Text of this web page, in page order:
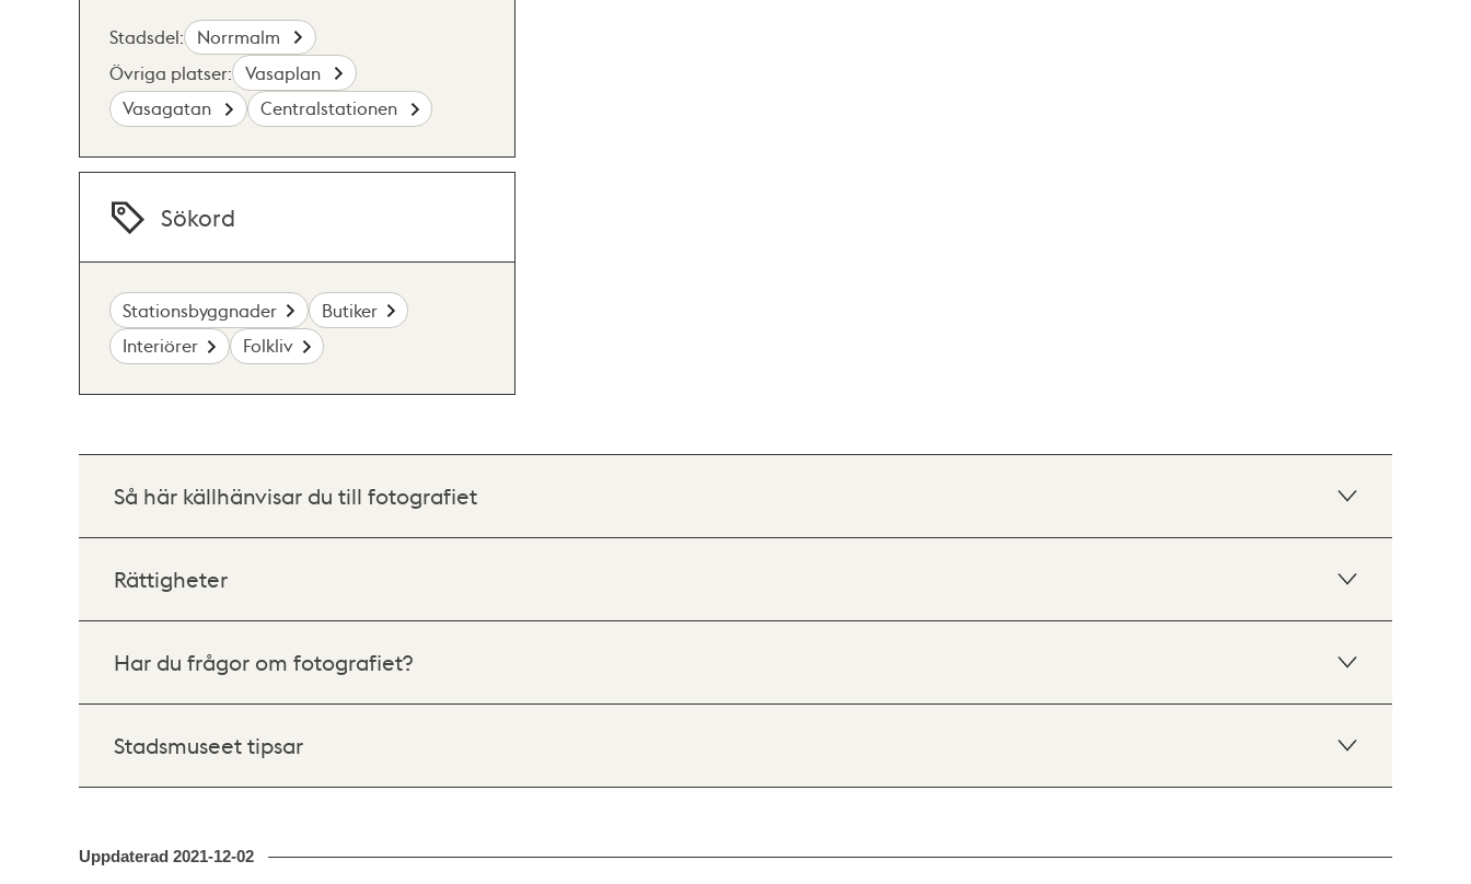
Stadsdel:
Norrmalm
Övriga platser:
Vasaplan
Vasagatan
Centralstationen
Sökord
Stationsbyggnader
Butiker
Interiörer
Folkliv
Så här källhänvisar du till fotografiet
Rättigheter
Har du frågor om fotografiet?
Stadsmuseet tipsar
Uppdaterad 2021-12-02